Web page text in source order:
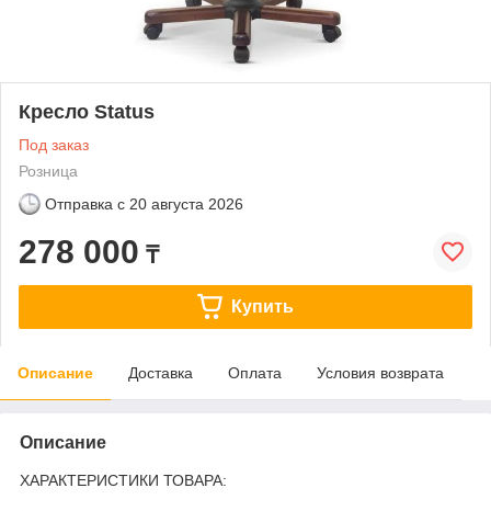
Кресло Status
Под заказ
Розница
Отправка с 20 августа 2026
278 000 ₸
Купить
Описание Доставка Оплата Условия возврата
Описание
ХАРАКТЕРИСТИКИ ТОВАРА: